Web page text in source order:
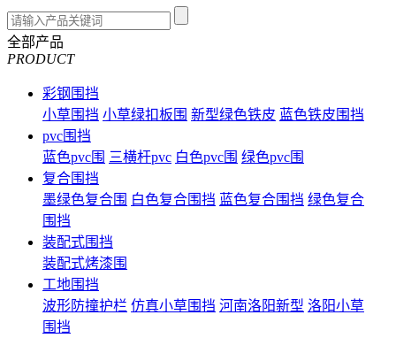
全部产品
PRODUCT
彩钢围挡
小草围挡 小草绿扣板围 新型绿色铁皮 蓝色铁皮围挡
pvc围挡
蓝色pvc围 三横杆pvc 白色pvc围 绿色pvc围
复合围挡
墨绿色复合围 白色复合围挡 蓝色复合围挡 绿色复合
围挡
装配式围挡
装配式烤漆围
工地围挡
波形防撞护栏 仿真小草围挡 河南洛阳新型 洛阳小草
围挡